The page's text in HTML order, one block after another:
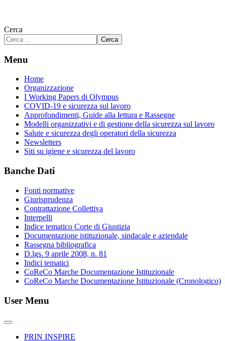
Cerca
Cerca
Menu
Home
Organizzazione
I Working Papers di Olympus
COVID-19 e sicurezza sul lavoro
Approfondimenti, Guide alla lettura e Rassegne
Modelli organizzativi e di gestione della sicurezza sul lavoro
Salute e sicurezza degli operatori della sicurezza
Newsletters
Siti su igiene e sicurezza del lavoro
Banche Dati
Fonti normative
Giurisprudenza
Contrattazione Collettiva
Interpelli
Indice tematico Corte di Giustizia
Documentazione istituzionale, sindacale e aziendale
Rassegna bibliografica
D.lgs. 9 aprile 2008, n. 81
Indici tematici
CoReCo Marche Documentazione Istituzionale
CoReCo Marche Documentazione Istituzionale (Cronologico)
User Menu
PRIN INSPIRE